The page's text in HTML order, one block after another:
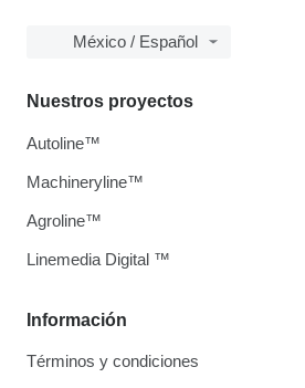
México / Español
Información
Términos y condiciones
Nuestros proyectos
Autoline™
Machineryline™
Agroline™
Linemedia Digital ™